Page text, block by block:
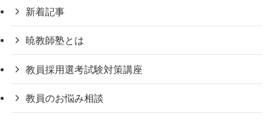
新着記事
暁教師塾とは
教員採用選考試験対策講座
教員のお悩み相談